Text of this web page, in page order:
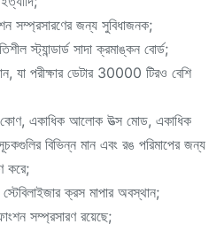
সম্প্রসারণের জন্য সুবিধাজনক;
স্ট্যান্ডার্ড সাদা ক্রমাঙ্কন বোর্ড;
যা পরীক্ষার ডেটার 30000 টিরও বেশি
কোণ, একাধিক আলোক উত্স মোড, একাধিক
বিভিন্ন মান এবং রঙ পরিমাপের জন্য
করে;
ক্রস মাপার অবস্থান;
সম্প্রসারণ রয়েছে;